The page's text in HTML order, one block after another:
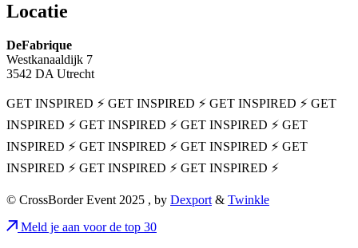
Locatie
DeFabrique
Westkanaaldijk 7
3542 DA Utrecht
GET INSPIRED ⚡ GET INSPIRED ⚡ GET INSPIRED ⚡ GET
INSPIRED ⚡ GET INSPIRED ⚡ GET INSPIRED ⚡ GET
INSPIRED ⚡ GET INSPIRED ⚡ GET INSPIRED ⚡ GET
INSPIRED ⚡ GET INSPIRED ⚡ GET INSPIRED ⚡
© CrossBorder Event 2025 , by Dexport & Twinkle
Meld je aan voor de top 30